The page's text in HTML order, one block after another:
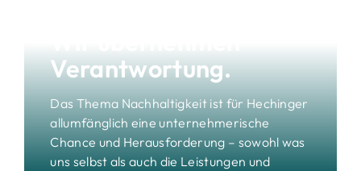
Verantwortung.
Das Thema Nachhaltigkeit ist für Hechinger
allumfänglich eine unternehmerische
Chance und Herausforderung – sowohl was
uns selbst als auch die Leistungen und